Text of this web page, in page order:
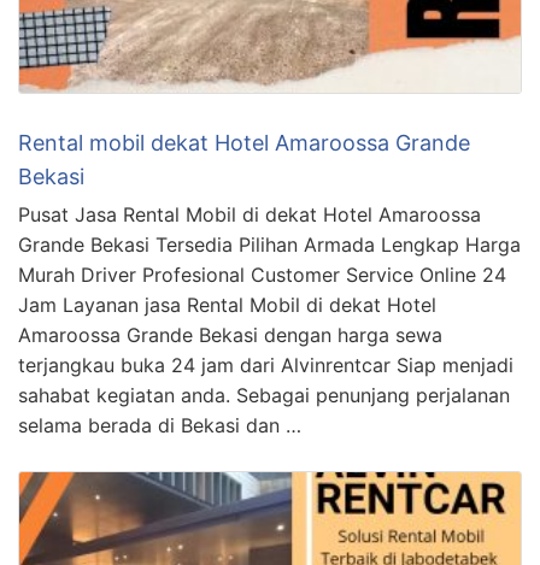
Rental mobil dekat Hotel Amaroossa Grande
Bekasi
Pusat Jasa Rental Mobil di dekat Hotel Amaroossa
Grande Bekasi Tersedia Pilihan Armada Lengkap Harga
Murah Driver Profesional Customer Service Online 24
Jam Layanan jasa Rental Mobil di dekat Hotel
Amaroossa Grande Bekasi dengan harga sewa
terjangkau buka 24 jam dari Alvinrentcar Siap menjadi
sahabat kegiatan anda. Sebagai penunjang perjalanan
selama berada di Bekasi dan …